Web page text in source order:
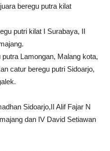
beregu putra kilat
putri kilat I Surabaya, II
Lamongan, Malang kota,
catur beregu putri Sidoarjo,
Sidoarjo,II Alif Fajar N
dan IV David Setiawan